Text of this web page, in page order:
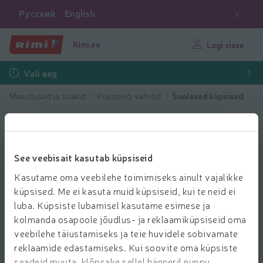
See veebisait kasutab küpsiseid
Kasutame oma veebilehe toimimiseks ainult vajalikke
küpsised. Me ei kasuta muid küpsiseid, kui te neid ei
luba. Küpsiste lubamisel kasutame esimese ja
kolmanda osapoole jõudlus- ja reklaamiküpsiseid oma
veebilehe täiustamiseks ja teie huvidele sobivamate
reklaamide edastamiseks. Kui soovite oma küpsiste
Русский English
Rimi.ee Logi sisse
Vali aeg
Maiustused ja snäkid Küpsised, vahvlid Soolased küpsised